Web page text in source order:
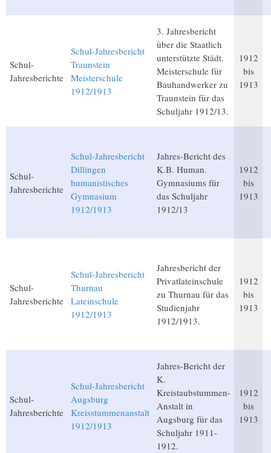
Schul-
Jahresberichte
Schul-Jahresbericht
Traunstein
Meisterschule
1912/1913
3. Jahresbericht
über die Staatlich
unterstützte Städt.
Meisterschule für
Bauhandwerker zu
Traunstein für das
Schuljahr 1912/13.
1912
bis
1913
Schul-
Jahresberichte
Schul-Jahresbericht
Dillingen
humanistisches
Gymnasium
1912/1913
Jahres-Bericht des
K.B. Human.
Gymnasiums für
das Schuljahr
1912/13
1912
bis
1913
Schul-
Jahresberichte
Schul-Jahresbericht
Thurnau
Lateinschule
1912/1913
Jahresbericht der
Privatlateinschule
zu Thurnau für das
Studienjahr
1912/1913.
1912
bis
1913
Schul-
Jahresberichte
Schul-Jahresbericht
Augsburg
Kreisstummenanstalt
1912/1913
Jahres-Bericht der
K.
Kreistaubstummen-
Anstalt in
Augsburg für das
Schuljahr 1911-
1912.
1912
bis
1913